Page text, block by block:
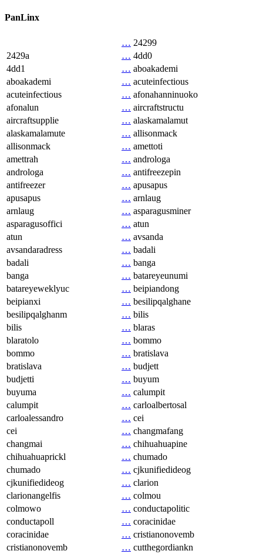
PanLinx
… 24299
2429a
… 4dd0
4dd1
… aboakademi
aboakademi
… acuteinfectious
acuteinfectious
… afonahanninuoko
afonalun
… aircraftstructu
aircraftsupplie
… alaskamalamut
alaskamalamute
… allisonmack
allisonmack
… amettoti
amettrah
… androloga
androloga
… antifreezepin
antifreezer
… apusapus
apusapus
… arnlaug
arnlaug
… asparagusminer
asparagusoffici
… atun
atun
… avsanda
avsandaradress
… badali
badali
… banga
banga
… batareyeunumi
batareyeweklyuc
… beipiandong
beipianxi
… besilipqalghane
besilipqalghanm
… bilis
bilis
… blaras
blaratolo
… bommo
bommo
… bratislava
bratislava
… budjett
budjetti
… buyum
buyuma
… calumpit
calumpit
… carloalbertosal
carloalessandro
… cei
cei
… changmafang
changmai
… chihuahuapine
chihuahuaprickl
… chumado
chumado
… cjkunifiedideog
cjkunifiedideog
… clarion
clarionangelfis
… colmou
colmowo
… conductapolitic
conductapoll
… coracinidae
coracinidae
… cristianonovemb
cristianonovemb
… cutthegordiankn